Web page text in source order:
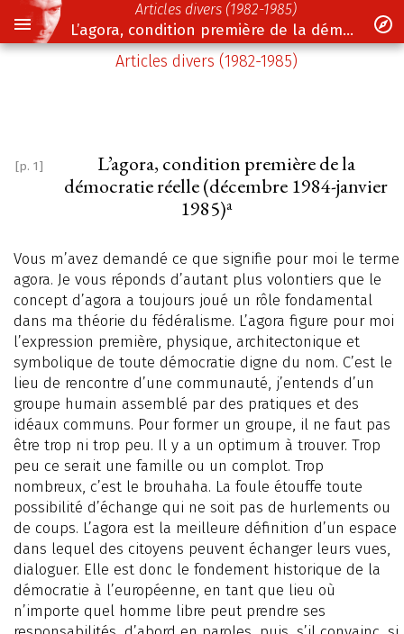
Articles divers (1982-1985)
L’agora, condition première de la démocratie réelle (décembre 1984-janvier 1985)
Articles divers (1982-1985)
[p. 1]
L’agora, condition première de la
démocratie réelle (décembre 1984-janvier
1985)a
Vous m’avez demandé ce que signifie pour moi le terme
agora. Je vous réponds d’autant plus volontiers que le
concept d’agora a toujours joué un rôle fondamental
dans ma théorie du fédéralisme. L’agora figure pour moi
l’expression première, physique, architectonique et
symbolique de toute démocratie digne du nom. C’est le
lieu de rencontre d’une communauté, j’entends d’un
groupe humain assemblé par des pratiques et des
idéaux communs. Pour former un groupe, il ne faut pas
être trop ni trop peu. Il y a un optimum à trouver. Trop
peu ce serait une famille ou un complot. Trop
nombreux, c’est le brouhaha. La foule étouffe toute
possibilité d’échange qui ne soit pas de hurlements ou
de coups. L’agora est la meilleure définition d’un espace
dans lequel des citoyens peuvent échanger leurs vues,
dialoguer. Elle est donc le fondement historique de la
démocratie à l’européenne, en tant que lieu où
n’importe quel homme libre peut prendre ses